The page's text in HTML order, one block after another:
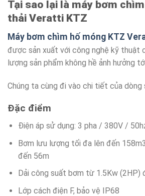
Tại sao lại là máy bơm
thải Veratti KTZ
Máy bơm chìm hố móng KTZ
được sản xuất với công nghệ kỹ thuật
lượng sản phẩm không hề ảnh hưởng
Chúng ta cùng đi vào chi tiết của dòng
Đặc điểm
Điện áp sử dụng: 3 pha / 380V /
Bơm lưu lượng tối đa lên đến
đến 56m
Dải công suất bơm từ 1.5Kw (2HP)
Lớp cách điện F, bảo vệ IP68